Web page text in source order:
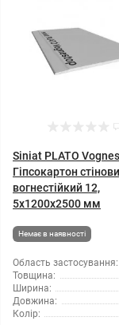
Siniat PLATO
Гіпсокартон
вогнестійкий 12,
5x1200x2500 мм
Немає в наявності
Область застосування:
Товщина:
Ширина:
Довжина:
Колір: